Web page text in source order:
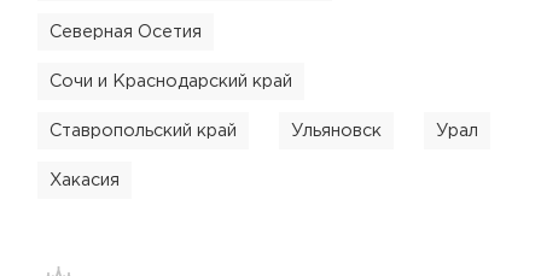
Северная Осетия
Сочи и Краснодарский край
Ставропольский край Ульяновск Урал
Хакасия